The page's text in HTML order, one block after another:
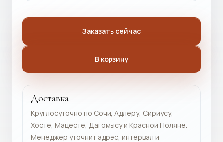
Заказать сейчас
В корзину
Доставка
Круглосуточно по Сочи, Адлеру, Сириусу,
Хосте, Мацесте, Дагомысу и Красной Поляне.
Менеджер уточнит адрес, интервал и